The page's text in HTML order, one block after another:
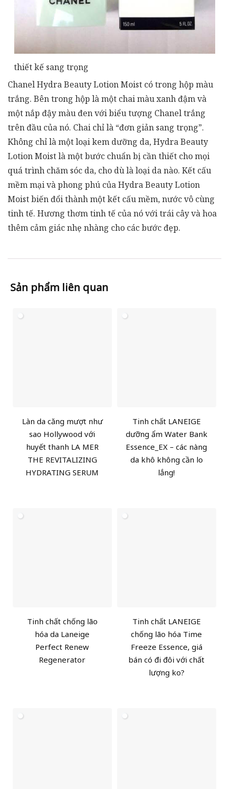
thiết kế sang trọng
Chanel Hydra Beauty Lotion Moist có trong hộp màu
trắng. Bên trong hộp là một chai màu xanh đậm và
một nắp đậy màu đen với biểu tượng Chanel trắng
trên đầu của nó. Chai chỉ là “đơn giản sang trọng”.
Không chỉ là một loại kem dưỡng da, Hydra Beauty
Lotion Moist là một bước chuẩn bị cần thiết cho mọi
quá trình chăm sóc da, cho dù là loại da nào. Kết cấu
mềm mại và phong phú của Hydra Beauty Lotion
Moist biến đổi thành một kết cấu mềm, nước vô cùng
tinh tế. Hương thơm tinh tế của nó với trái cây và hoa
thêm cảm giác nhẹ nhàng cho các bước đẹp.
Sản phẩm liên quan
Làn da căng mượt như
sao Hollywood với
huyết thanh LA MER
THE REVITALIZING
HYDRATING SERUM
Tinh chất LANEIGE
dưỡng ẩm Water Bank
Essence_EX – các nàng
da khô không cần lo
lắng!
Tinh chất chống lão
hóa da Laneige
Perfect Renew
Regenerator
Tinh chất LANEIGE
chống lão hóa Time
Freeze Essence, giá
bán có đi đôi với chất
lượng ko?